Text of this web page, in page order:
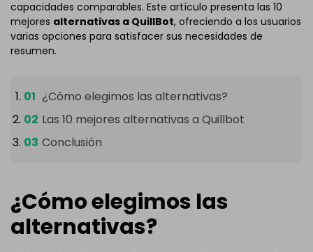
capacidades comparables. Este artículo presenta las 10
mejores alternativas a QuillBot, ofreciendo a los usuarios
varias opciones para satisfacer sus necesidades de
resumen.
¿Cómo elegimos las alternativas?
Las 10 mejores alternativas a Quillbot
Conclusión
¿Cómo elegimos las
alternativas?